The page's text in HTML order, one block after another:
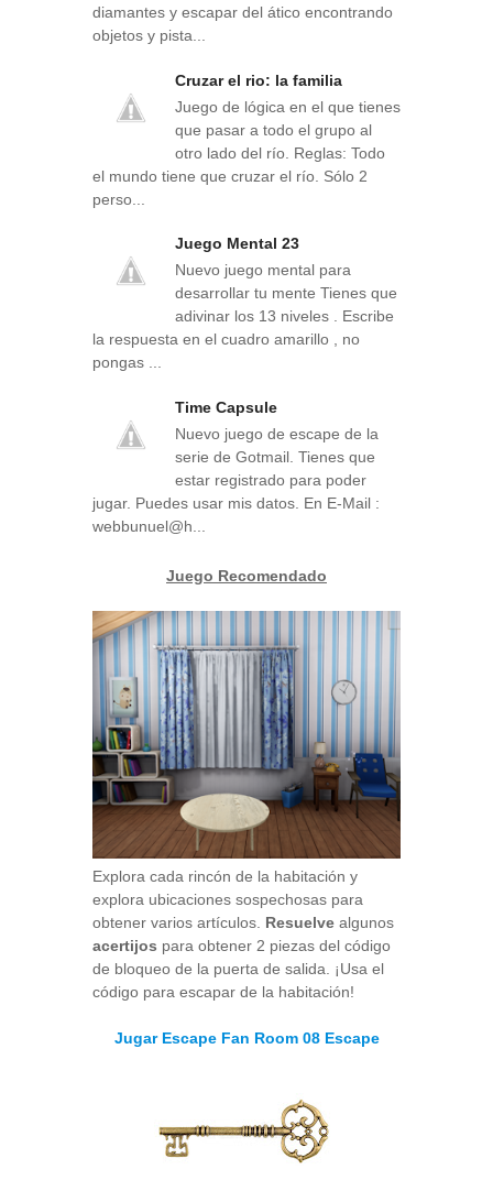
diamantes y escapar del ático encontrando
objetos y pista...
Cruzar el rio: la familia
Juego de lógica en el que tienes
que pasar a todo el grupo al
otro lado del río. Reglas: Todo
el mundo tiene que cruzar el río. Sólo 2
perso...
Juego Mental 23
Nuevo juego mental para
desarrollar tu mente Tienes que
adivinar los 13 niveles . Escribe
la respuesta en el cuadro amarillo , no
pongas ...
Time Capsule
Nuevo juego de escape de la
serie de Gotmail. Tienes que
estar registrado para poder
jugar. Puedes usar mis datos. En E-Mail :
webbunuel@h...
Juego Recomendado
Explora cada rincón de la habitación y
explora ubicaciones sospechosas para
obtener varios artículos. Resuelve algunos
acertijos para obtener 2 piezas del código
de bloqueo de la puerta de salida. ¡Usa el
código para escapar de la habitación!
Jugar Escape Fan Room 08 Escape